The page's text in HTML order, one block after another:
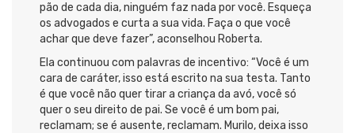
pão de cada dia, ninguém faz nada por você. Esqueça
os advogados e curta a sua vida. Faça o que você
achar que deve fazer”, aconselhou Roberta.
Ela continuou com palavras de incentivo: “Você é um
cara de caráter, isso está escrito na sua testa. Tanto
é que você não quer tirar a criança da avó, você só
quer o seu direito de pai. Se você é um bom pai,
reclamam; se é ausente, reclamam. Murilo, deixa isso